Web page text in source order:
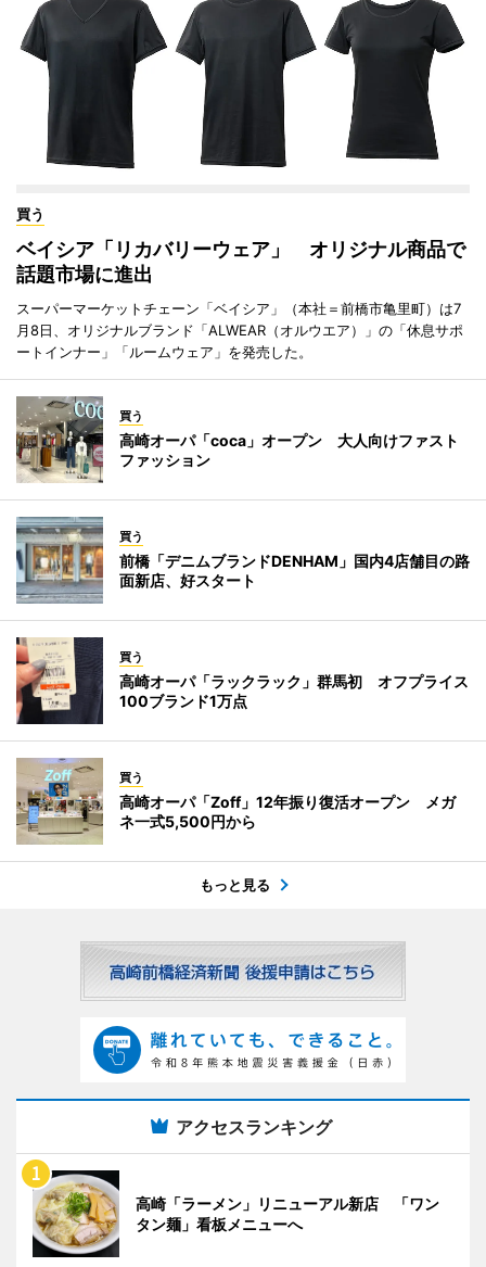
買う
ベイシア「リカバリーウェア」 オリジナル商品で
話題市場に進出
スーパーマーケットチェーン「ベイシア」（本社＝前橋市亀里町）は7
月8日、オリジナルブランド「ALWEAR（オルウエア）」の「休息サポ
ートインナー」「ルームウェア」を発売した。
買う
高崎オーパ「coca」オープン 大人向けファスト
ファッション
買う
前橋「デニムブランドDENHAM」国内4店舗目の路
面新店、好スタート
買う
高崎オーパ「ラックラック」群馬初 オフプライス
100ブランド1万点
買う
高崎オーパ「Zoff」12年振り復活オープン メガ
ネ一式5,500円から
もっと見る
アクセスランキング
高崎「ラーメン」リニューアル新店 「ワン
タン麺」看板メニューへ